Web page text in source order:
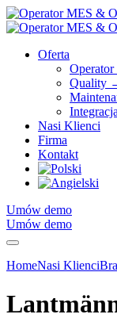
Oferta
Quality
Nasi Klienci
Firma
Kontakt
Umów demo
Umów demo
HomeNasi Klienci